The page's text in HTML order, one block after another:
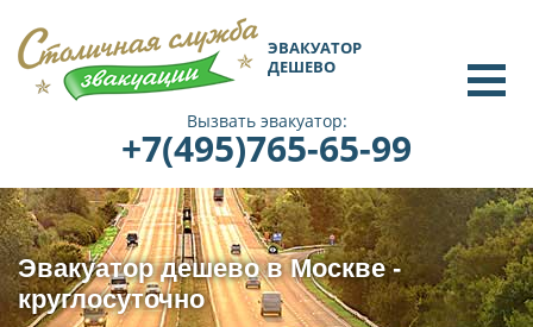
ЭВАКУАТОР
ДЕШЕВО
Вызвать эвакуатор:
+7(495)765-65-99
Эвакуатор дешево в Москве -
круглосуточно